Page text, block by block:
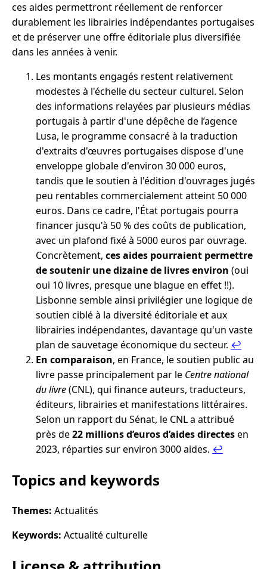
ces aides permettront réellement de renforcer
durablement les librairies indépendantes portugaises
et de préserver une offre éditoriale plus diversifiée
dans les années à venir.
Les montants engagés restent relativement
modestes à l'échelle du secteur culturel. Selon
des informations relayées par plusieurs médias
portugais à partir d'une dépêche de l’agence
Lusa, le programme consacré à la traduction
d'extraits d'œuvres portugaises dispose d'une
enveloppe globale d'environ 30 000 euros,
tandis que le soutien à l'édition d'ouvrages jugés
peu rentables commercialement atteint 50 000
euros. Dans ce cadre, l'État portugais pourra
financer jusqu'à 50 % des coûts de publication,
avec un plafond fixé à 5000 euros par ouvrage.
Concrètement, ces aides pourraient permettre
de soutenir une dizaine de livres environ (oui
oui 10 livres, presque une blague en effet !!).
Lisbonne semble ainsi privilégier une logique de
soutien ciblé à la diversité éditoriale et aux
librairies indépendantes, davantage qu'un vaste
plan de sauvetage économique du secteur. ↩︎
En comparaison, en France, le soutien public au
livre passe principalement par le Centre national
du livre(CNL), qui finance auteurs, traducteurs,
éditeurs, librairies et manifestations littéraires.
Selon un rapport du Sénat, le CNL a attribué
près de22 millions d’euros d’aides directesen
2023, réparties sur environ 3000 aides. ↩︎
Topics and keywords
Themes: Actualités
Keywords: Actualité culturelle